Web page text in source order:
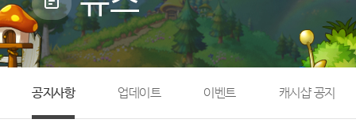
with maple
공지사항 업데이트 이벤트 캐시샵 공지